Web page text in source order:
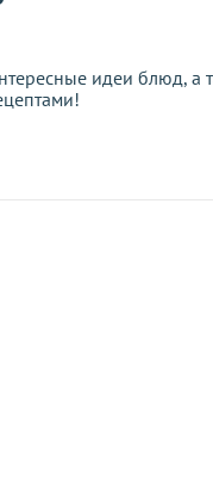
- 400 грн.
Вы можете
идеи блюд, а